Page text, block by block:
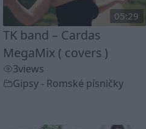
05:29
TK band – Cardas
MegaMix ( covers )
3views
Gipsy - Romské písničky